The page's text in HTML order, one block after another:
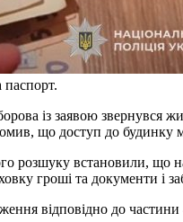
паспорт.
із заявою
що доступ до будинку
розшуку встановили,
гроші та документи і
відповідно до